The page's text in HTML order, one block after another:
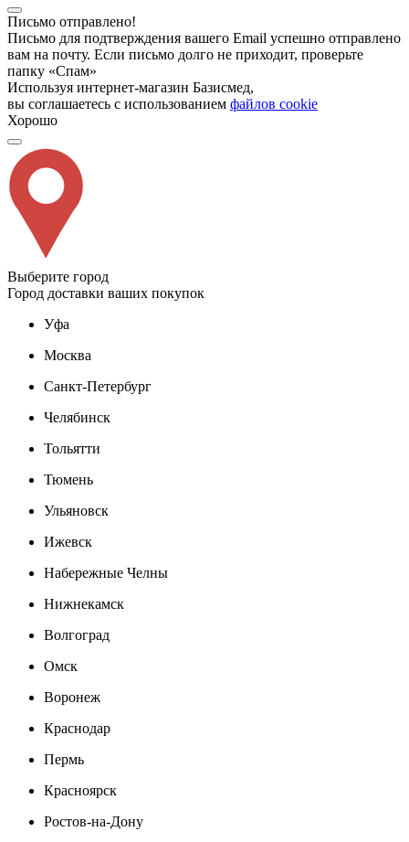
Письмо отправлено!
Письмо для подтверждения вашего Email успешно отправлено
вам на почту. Если письмо долго не приходит, проверьте
папку «Спам»
Используя интернет-магазин Базисмед,
вы соглашаетесь с использованием файлов cookie
Хорошо
Выберите город
Город доставки ваших покупок
Уфа
Москва
Санкт-Петербург
Челябинск
Тольятти
Тюмень
Ульяновск
Ижевск
Набережные Челны
Нижнекамск
Волгоград
Омск
Воронеж
Краснодар
Пермь
Красноярск
Ростов-на-Дону